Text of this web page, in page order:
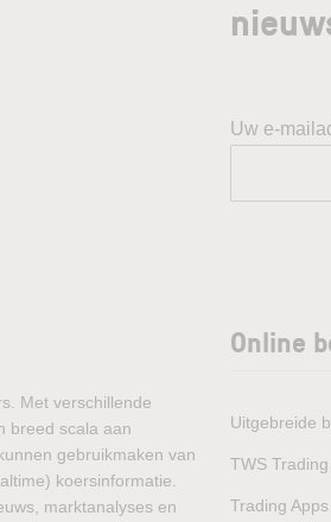
Uw e-
Met verschillende
breed scala aan
gebruikmaken van
koersinformatie.
marktanalyses en
Online
Uitgebreide
TWS
Trading Apps